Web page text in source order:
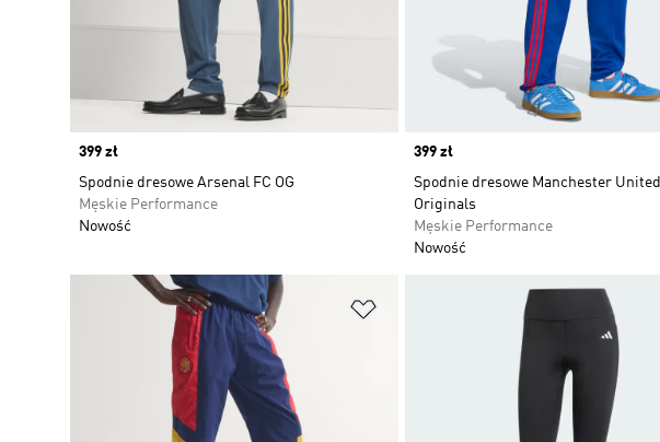
Price
399 zł
Spodnie dresowe Arsenal FC OG
Męskie Performance
Nowość
Price
399 zł
Spodnie dresowe Manchester United
Originals
Męskie Performance
Nowość
Dodaj do listy życzeń